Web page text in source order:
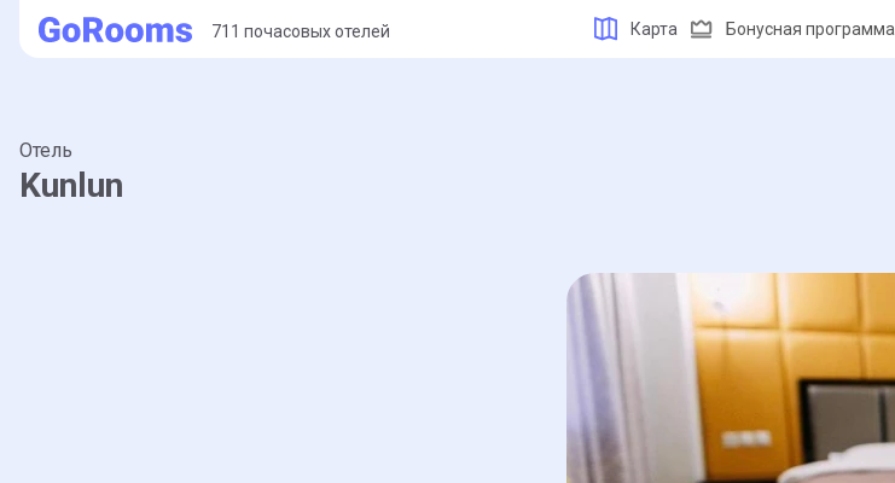
711 почасовых отелей Карта Бонусная программа
Отель
Kunlun